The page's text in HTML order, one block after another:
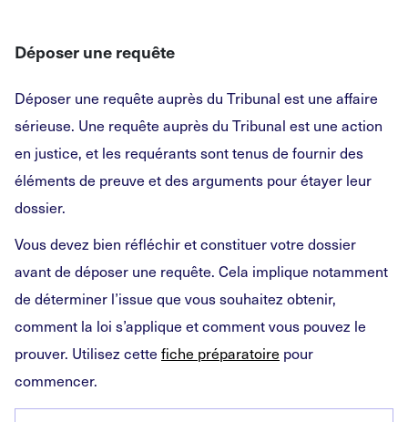
Déposer une requête
Déposer une requête auprès du Tribunal est une affaire
sérieuse. Une requête auprès du Tribunal est une action
en justice, et les requérants sont tenus de fournir des
éléments de preuve et des arguments pour étayer leur
dossier.
Vous devez bien réfléchir et constituer votre dossier
avant de déposer une requête. Cela implique notamment
de déterminer l’issue que vous souhaitez obtenir,
comment la loi s’applique et comment vous pouvez le
prouver. Utilisez cette fiche préparatoire pour
commencer.